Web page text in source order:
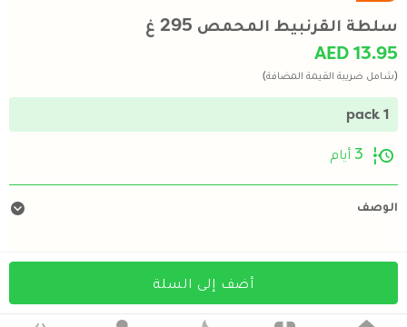
سلطة القرنبيط المحمص 295 غ
AED 13.95
(شامل ضريبة القيمة المضافة)
1 pack
3 أيام
الوصف
أضف إلى السلة